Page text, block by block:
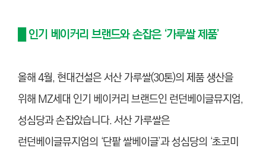
█ 인기 베이커리 브랜드와 손잡은 ‘가루쌀 제품’
올해 4월, 현대건설은 서산 가루쌀(30톤)의 제품 생산을
위해 MZ세대 인기 베이커리 브랜드인 런던베이글뮤지엄,
성심당과 손잡았습니다. 서산 가루쌀은
런던베이글뮤지엄의 ‘단팥 쌀베이글’과 성심당의 ‘초코미